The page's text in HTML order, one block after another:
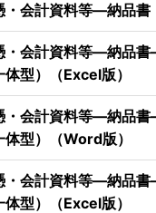
・会計資料等―納品書
・会計資料等―納品
体型）（Excel版）
・会計資料等―納品
体型）（Word版）
・会計資料等―納品
体型）（Excel版）